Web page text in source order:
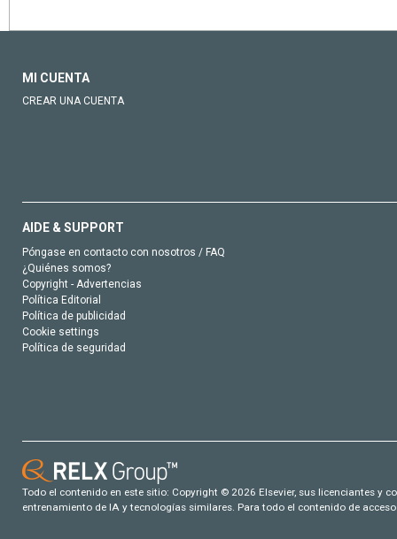
MI CUENTA
CREAR UNA CUENTA
AIDE & SUPPORT
Póngase en contacto con nosotros / FAQ
¿Quiénes somos?
Copyright - Advertencias
Política Editorial
Política de publicidad
Cookie settings
Política de seguridad
Todo el contenido en este sitio: Copyright © 2026 Elsevier, sus licenciantes y
entrenamiento de IA y tecnologías similares. Para todo el contenido de